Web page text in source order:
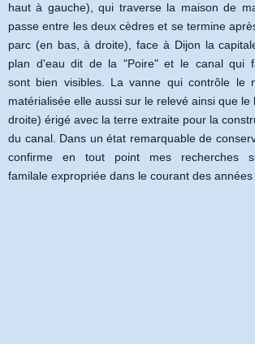
haut à gauche), qui traverse la maison de
passe entre les deux cèdres et se termine
parc (en bas, à droite), face à Dijon la
plan d'eau dit de la "Poire" et le canal qui
sont bien visibles. La vanne qui contrôle le
matérialisée elle aussi sur le relevé ainsi que le
droite) érigé avec la terre extraite pour la
du canal. Dans un état remarquable de
confirme en tout point mes recherches
familale expropriée dans le courant des années